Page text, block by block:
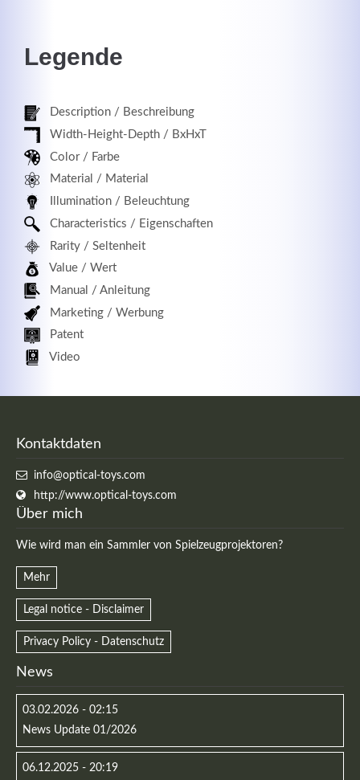
Legende
Description / Beschreibung
Width-Height-Depth / BxHxT
Color / Farbe
Material / Material
Illumination / Beleuchtung
Characteristics / Eigenschaften
Rarity / Seltenheit
Value / Wert
Manual / Anleitung
Marketing / Werbung
Patent
Video
Kontaktdaten
info@optical-toys.com
http://www.optical-toys.com
Über mich
Wie wird man ein Sammler von Spielzeugprojektoren?
Mehr
Legal notice - Disclaimer
Privacy Policy - Datenschutz
News
03.02.2026 - 02:15
News Update 01/2026
06.12.2025 - 20:19
Registrieren